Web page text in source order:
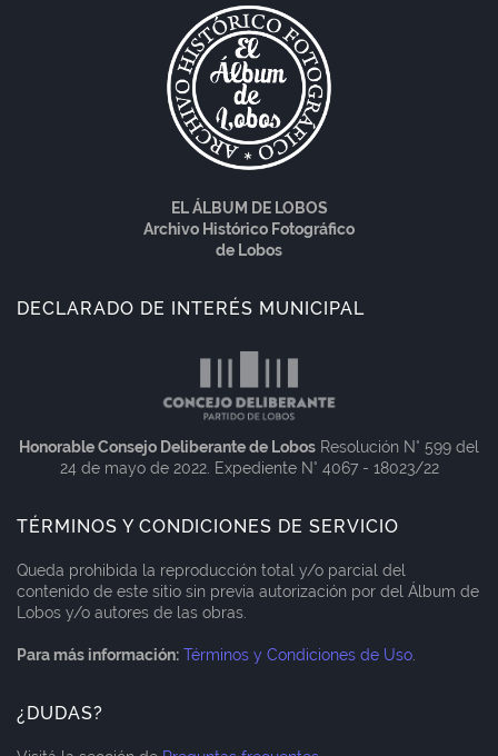
EL ÁLBUM DE LOBOS
Archivo Histórico Fotográfico
de Lobos
DECLARADO DE INTERÉS MUNICIPAL
Honorable Consejo Deliberante de Lobos Resolución N° 599 del
24 de mayo de 2022. Expediente N° 4067 - 18023/22
TÉRMINOS Y CONDICIONES DE SERVICIO
Queda prohibida la reproducción total y/o parcial del
contenido de este sitio sin previa autorización por del Álbum de
Lobos y/o autores de las obras.
Para más información: Términos y Condiciones de Uso
¿DUDAS?